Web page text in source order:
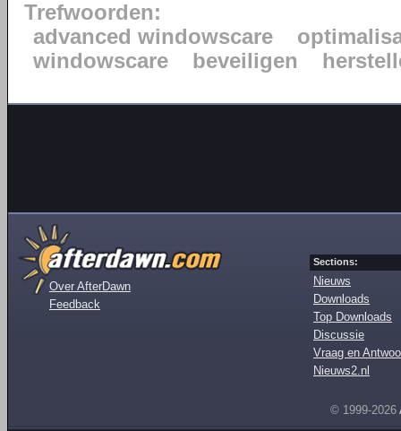
Trefwoorden:
advanced windowscare
windowscare
beveiligen
Over AfterDawn
Feedback
Sections:
Nieuws
Downloads
Top Downloads
Discussie
Vraag en
Nieuws2.nl
© 1999-2026